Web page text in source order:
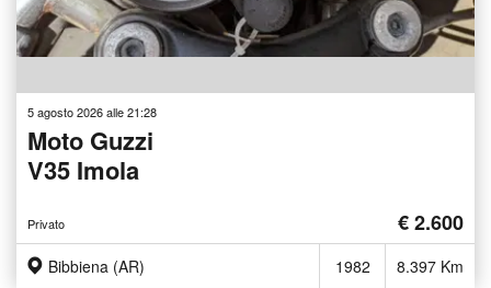
5 agosto 2026 alle 21:28
Moto Guzzi
V35 Imola
Privato € 2.600
Bibbiena (AR) 1982 8.397 Km